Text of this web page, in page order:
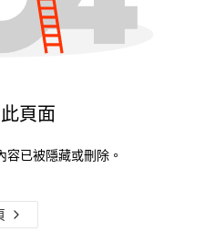
頁面
已被隱藏或刪除。